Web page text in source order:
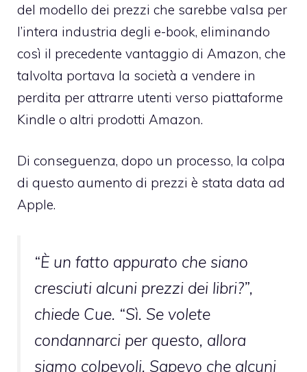
del modello dei prezzi che sarebbe valsa per
l’intera industria degli e-book, eliminando
così il precedente vantaggio di Amazon, che
talvolta portava la società a vendere in
perdita per attrarre utenti verso piattaforme
Kindle o altri prodotti Amazon.
Di conseguenza, dopo un processo, la colpa
di questo aumento di prezzi è stata data ad
Apple.
“È un fatto appurato che siano
cresciuti alcuni prezzi dei libri?”,
chiede Cue. “Sì. Se volete
condannarci per questo, allora
siamo colpevoli. Sapevo che alcuni